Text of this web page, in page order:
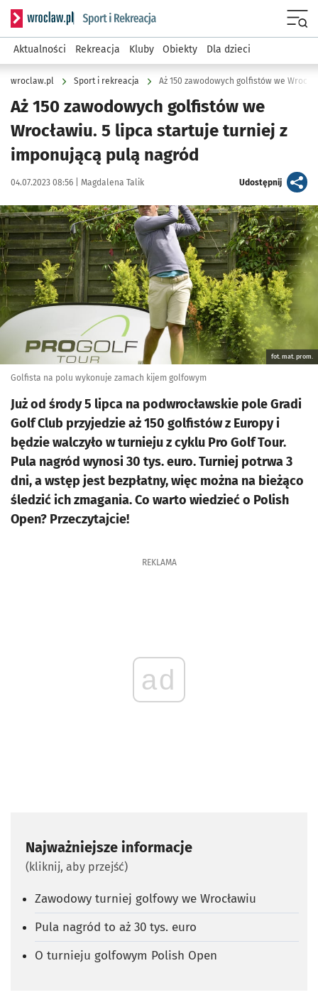
Serwis informacyjny wroclaw.pl podserwis: Sport i rekreacja
Aktualności Rekreacja Kluby Obiekty Dla dzieci
wroclaw.pl Sport i rekreacja
Aż 150 zawodowych golfistów we
Wrocławiu. 5 lipca startuje turniej z
imponującą pulą nagród
Data publikacji:
04.07.2023 08:56 | Autor:
Magdalena Talik Udostępnijartykuł
Kliknij, aby powiększyć
fot. mat. prom.
Golfista na polu wykonuje zamach kijem golfowym
Już od środy 5 lipca na podwrocławskie pole Gradi
Golf Club przyjedzie aż 150 golfistów z Europy i
będzie walczyło w turnieju z cyklu Pro Golf Tour.
Pula nagród wynosi 30 tys. euro. Turniej potrwa 3
dni, a wstęp jest bezpłatny, więc można na bieżąco
śledzić ich zmagania. Co warto wiedzieć o Polish
Open? Przeczytajcie!
REKLAMA
ad
Najważniejsze informacje
(kliknij, aby przejść)
Zawodowy turniej golfowy we Wrocławiu
Pula nagród to aż 30 tys. euro
O turnieju golfowym Polish Open